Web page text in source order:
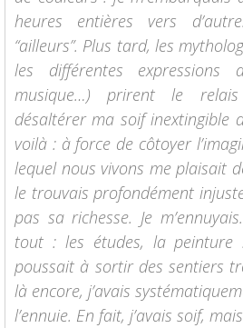
heures entières vers
“ailleurs”. Plus tard, les
les différentes expressions
musique…) prirent le
désaltérer ma soif inextingible
voilà : à force de côtoyer
lequel nous vivons me plaisait
le trouvais profondément
pas sa richesse. Je
tout : les études, la peinture
poussait à sortir des sentiers
là encore, j’avais
l’ennuie. En fait, j’avais soif,